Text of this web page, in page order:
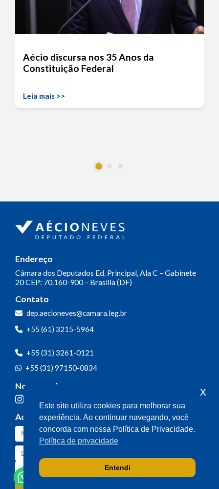
Aécio discursa nos 35 Anos da
Constituição Federal
Leia mais >>
Endereço
Câmara dos Deputados Ed. Principal, Ala C – Gabinete
20CEP: 70.160-900 – Brasília (DF)
Contato
dep.aecioneves@camara.leg.br
+55 (61) 3215-5964
+55 (31) 3261-0121
+55 (31) 97150-0834
Nossas redes
Acompanhe o meu mandato
Este site utiliza cookies para melhorar sua
experiência. Ao continuar navegando, você
concorda com nossa Política de Privacidade.
Política de privacidade
Entendi
x